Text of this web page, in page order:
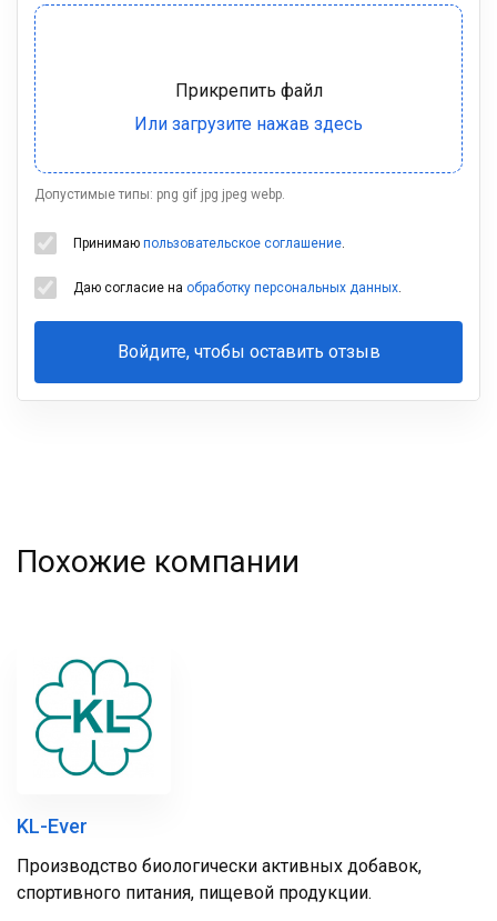
Допустимые типы: png gif jpg jpeg webp.
Принимаю пользовательское соглашение.
Даю согласие на обработку персональных данных.
Войдите, чтобы оставить отзыв
Ваша
Похожие компании
KL-Ever
Производство биологически активных добавок,
спортивного питания, пищевой продукции.